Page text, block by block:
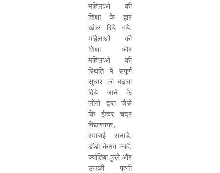
महिलाओं की
शिक्षा के द्वार
खोल दिये गये.
महिलाओं की
शिक्षा और
महिलाओं की
स्थिति में संपूर्ण
सुधार को बढ़ावा
दिये जाने के
लोगों द्वारा जैसे
कि ईश्वर चंद्र
विद्यासागर,
रमाबाई रानाडे,
ढोंडो केशव कार्वे,
ज्योतिबा फुले और
उनकी पत्नी